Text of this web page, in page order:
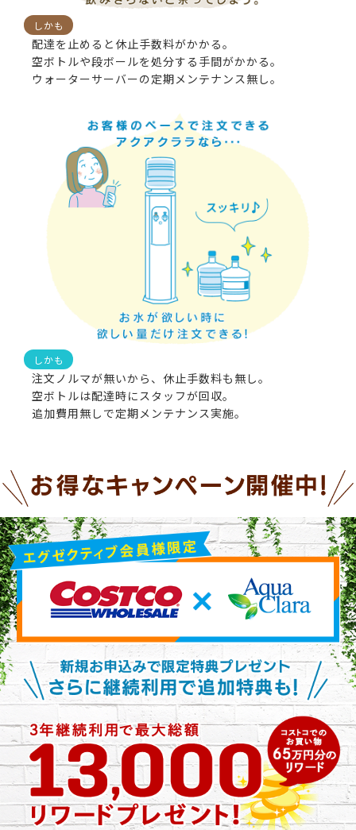
しかも
配達を止めると休止手数料がかかる。
空ボトルや段ボールを処分する手間がかかる。
ウォーターサーバーの定期メンテナンス無し。
しかも
注文ノルマが無いから、休止手数料も無し。
空ボトルは配達時にスタッフが回収。
追加費用無しで定期メンテナンス実施。